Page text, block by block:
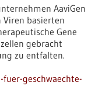
AaviGen
Viren basierten
Gene
gebracht
zu entfalten.
geschwaechte-